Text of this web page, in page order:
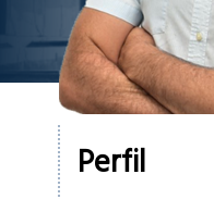
Perfil